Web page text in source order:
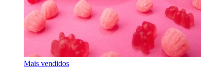
Mais vendidos